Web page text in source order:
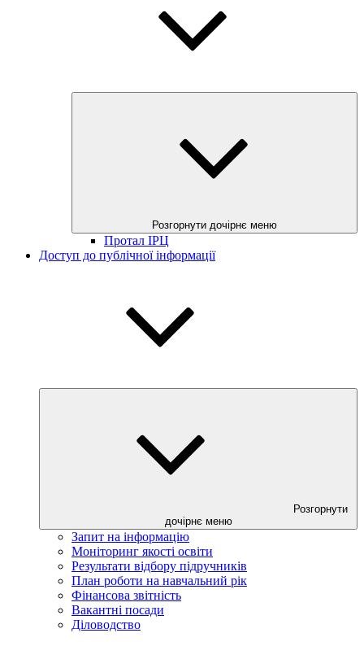
Розгорнути дочірнє меню
Протал ІРЦ
Доступ до публічної інформації
Розгорнути
дочірнє меню
Запит на інформацію
Моніторинг якості освіти
Результати відбору підручників
План роботи на навчальний рік
Фінансова звітність
Вакантні посади
Діловодство